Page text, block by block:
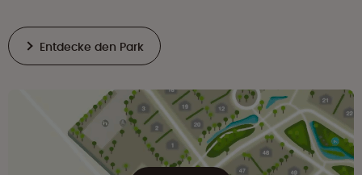
Entdecke den Park